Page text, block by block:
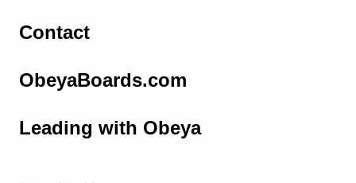
Contact
ObeyaBoards.com
Leading with Obeya